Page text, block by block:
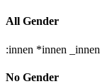
All Gender
:innen *innen _innen
No Gender